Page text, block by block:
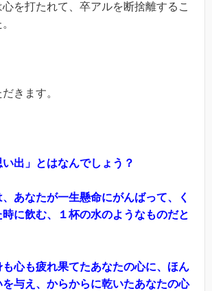
を打たれて、卒アルを断捨離するこ
きます。
出」とはなんでしょう？
、あなたが一生懸命にがんばって、く
に飲む、１杯の水のようなものだと
心も疲れ果てたあなたの心に、ほん
与え、からからに乾いたあなたの心